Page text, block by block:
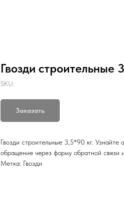
Гвозди строительные
SKU:
Заказать
Гвозди строительные 3,5*90 кг. Узнайте
обращение через форму обратной связи
Метка: Гвозди